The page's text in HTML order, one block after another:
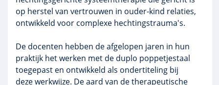
op herstel van vertrouwen in ouder-kind relaties,
ontwikkeld voor complexe hechtingstrauma's.
De docenten hebben de afgelopen jaren in hun
praktijk het werken met de duplo poppetjestaal
toegepast en ontwikkeld als ondertiteling bij
deze werkwijze. De aard van de therapeutische